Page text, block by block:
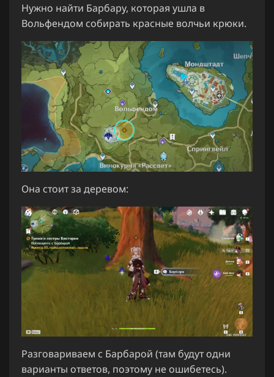
Нужно найти Барбару, которая ушла в
Вольфендом собирать красные волчьи крюки.
Она стоит за деревом:
Разговариваем с Барбарой (там будут одни
варианты ответов, поэтому не ошибетесь).